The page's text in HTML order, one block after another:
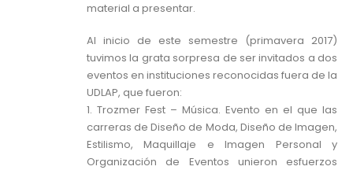
material a presentar.
Al inicio de este semestre (primavera 2017)
tuvimos la grata sorpresa de ser invitados a dos
eventos en instituciones reconocidas fuera de la
UDLAP, que fueron:
1. Trozmer Fest – Música. Evento en el que las
carreras de Diseño de Moda, Diseño de Imagen,
Estilismo, Maquillaje e Imagen Personal y
Organización de Eventos unieron esfuerzos